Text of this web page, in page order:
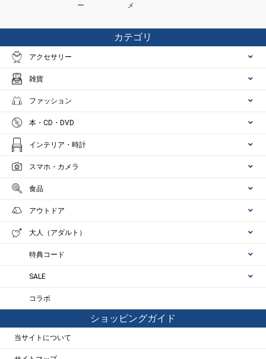
ー
メ
カテゴリ
アクセサリー
雑貨
ファッション
本・CD・DVD
インテリア・時計
スマホ・カメラ
食品
アウトドア
大人（アダルト）
特典コード
SALE
コラボ
ショッピングガイド
当サイトについて